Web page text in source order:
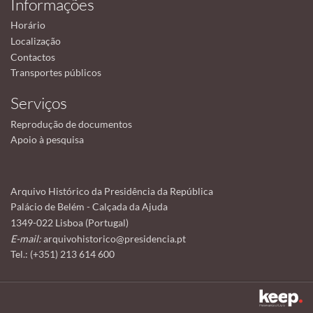
Informações
Horário
Localização
Contactos
Transportes públicos
Serviços
Reprodução de documentos
Apoio à pesquisa
Arquivo Histórico da Presidência da República
Palácio de Belém - Calçada da Ajuda
1349-022 Lisboa (Portugal)
E-mail:arquivohistorico@presidencia.pt
Tel.: (+351) 213 614 600